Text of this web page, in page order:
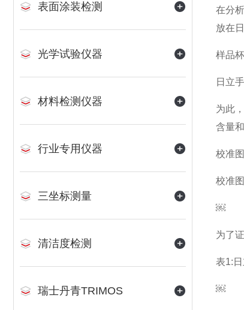
表面涂装检测
光学试验仪器
材料检测仪器
行业专用仪器
三坐标测量
清洁度检测
瑞士丹青TRIMOS
在分
放在
样品
日立
为此
含量
校准
校准图
￼
为了
表1:
￼